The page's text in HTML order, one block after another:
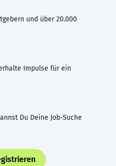
und über 20.000
Impulse für ein
Du Deine Job-Suche